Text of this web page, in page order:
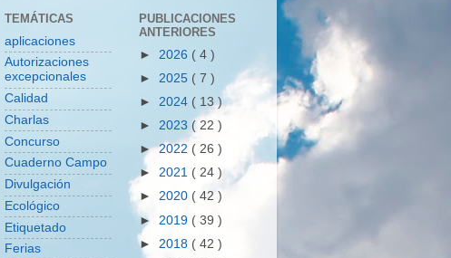
TEMÁTICAS
aplicaciones
Autorizaciones
excepcionales
Calidad
Charlas
Concurso
Cuaderno Campo
Divulgación
Ecológico
Etiquetado
Ferias
PUBLICACIONES
ANTERIORES
► 2026 ( 4 )
► 2025 ( 7 )
► 2024 ( 13 )
► 2023 ( 22 )
►2022 ( 26 )
► 2021 ( 24 )
► 2020 ( 42 )
► 2019 ( 39 )
► 2018 ( 42 )